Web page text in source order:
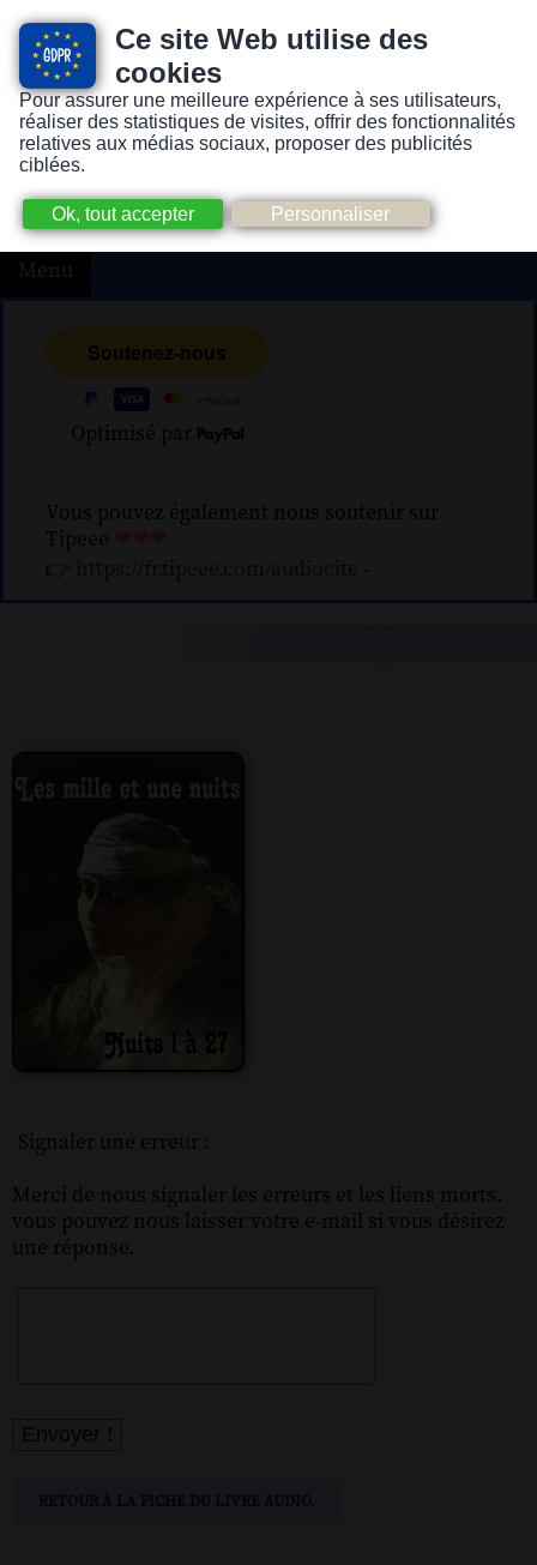
Ce site Web utilise des
cookies
Pour assurer une meilleure expérience à ses utilisateurs,
réaliser des statistiques de visites, offrir des fonctionnalités
relatives aux médias sociaux, proposer des publicités
ciblées.
Version pour personnes mal-voyantes ou non-voyantes
Menu
Optimisé par
Vous pouvez également nous soutenir sur
Tipeee
👉
-
Signaler une erreur :
Merci de nous signaler les erreurs et les liens morts.
vous pouvez nous laisser votre e-mail si vous désirez
une réponse.